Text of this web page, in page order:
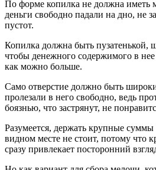
По форме копилка не должна иметь
деньги свободно падали на дно, не
пустот.
Копилка должна быть пузатенькой,
чтобы денежного содержимого в
как можно больше.
Само отверстие должно быть
пролезали в него свободно, ведь
боязнью, что застрянут, не
Разумеется, держать крупные
видном месте не стоит, потому что
сразу привлекает посторонний